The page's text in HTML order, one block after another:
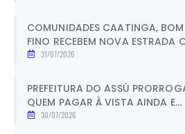
COMUNIDADES CAATINGA,
FINO RECEBEM NOVA ESTRADA
31/07/2026
PREFEITURA DO ASSÚ
QUEM PAGAR À VISTA AINDA E...
30/07/2026